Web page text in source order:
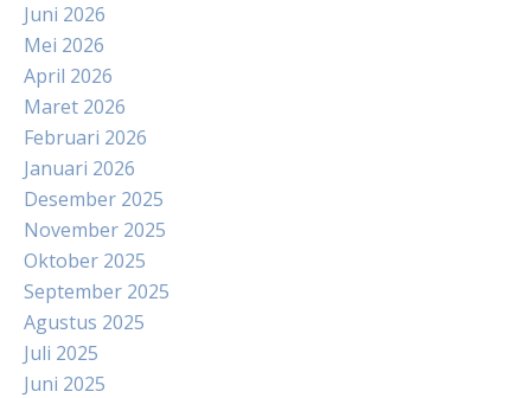
Juni 2026
Mei 2026
April 2026
Maret 2026
Februari 2026
Januari 2026
Desember 2025
November 2025
Oktober 2025
September 2025
Agustus 2025
Juli 2025
Juni 2025